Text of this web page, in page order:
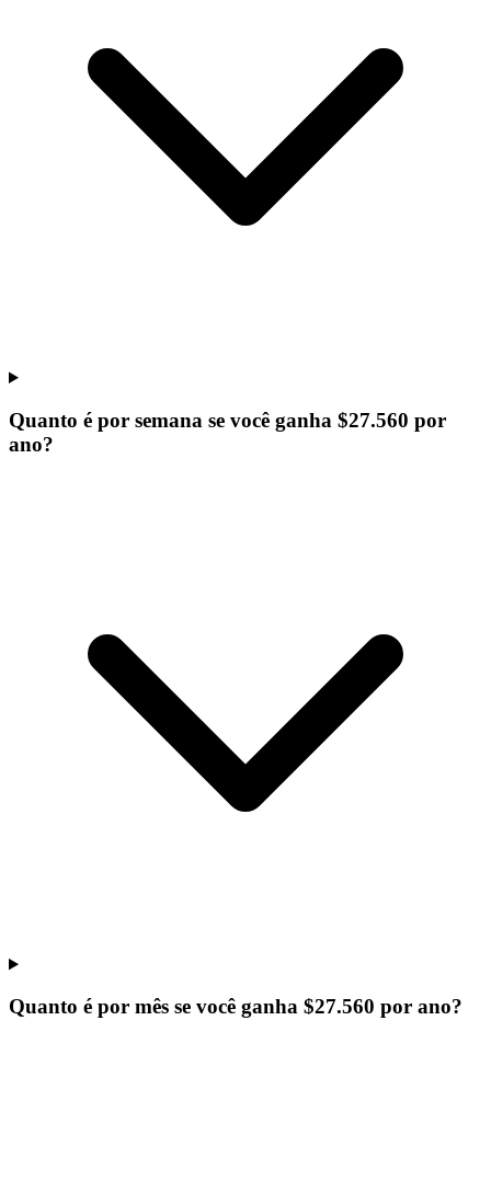
Quanto é por semana se você ganha $27.560 por
ano?
Quanto é por mês se você ganha $27.560 por ano?